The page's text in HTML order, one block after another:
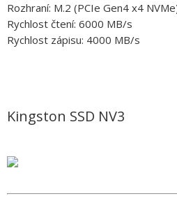
Rozhraní: M.2 (PCIe Gen4 x4
Rychlost čtení: 6000 MB/s
Rychlost zápisu: 4000 MB/s
Kingston SSD NV3